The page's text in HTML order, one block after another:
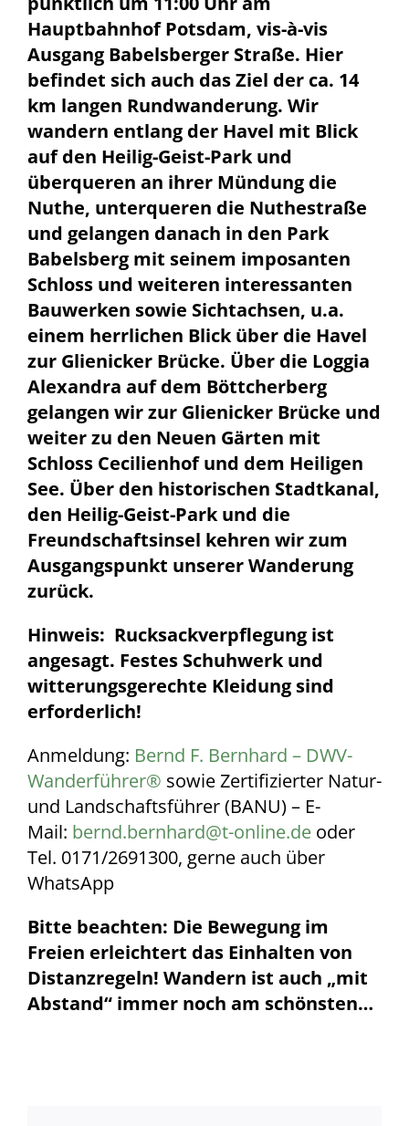
Hauptbahnhof Potsdam, vis-à-vis
Ausgang Babelsberger Straße. Hier
befindet sich auch das Ziel der ca. 14
km langen Rundwanderung. Wir
wandern entlang der Havel mit Blick
auf den Heilig-Geist-Park und
überqueren an ihrer Mündung die
Nuthe, unterqueren die Nuthestraße
und gelangen danach in den Park
Babelsberg mit seinem imposanten
Schloss und weiteren interessanten
Bauwerken sowie Sichtachsen, u.a.
einem herrlichen Blick über die Havel
zur Glienicker Brücke. Über die Loggia
Alexandra auf dem Böttcherberg
gelangen wir zur Glienicker Brücke und
weiter zu den Neuen Gärten mit
Schloss Cecilienhof und dem Heiligen
See. Über den historischen Stadtkanal,
den Heilig-Geist-Park und die
Freundschaftsinsel kehren wir zum
Ausgangspunkt unserer Wanderung
zurück.
Hinweis: Rucksackverpflegung ist
angesagt. Festes Schuhwerk und
witterungsgerechte Kleidung sind
erforderlich!
Anmeldung: Bernd F. Bernhard – DWV-
Wanderführer® sowie Zertifizierter Natur-
und Landschaftsführer (BANU) – E-
Mail: bernd.bernhard@t-online.de oder
Tel. 0171/2691300, gerne auch über
WhatsApp
Bitte beachten: Die Bewegung im
Freien erleichtert das Einhalten von
Distanzregeln! Wandern ist auch „mit
Abstand“ immer noch am schönsten…